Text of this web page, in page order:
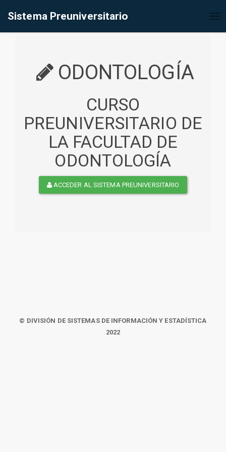
Sistema Preuniversitario
ODONTOLOGÍA
CURSO
PREUNIVERSITARIO DE
LA FACULTAD DE
ODONTOLOGÍA
ACCEDER AL SISTEMA PREUNIVERSITARIO
© DIVISIÓN DE SISTEMAS DE INFORMACIÓN Y ESTADÍSTICA
2022